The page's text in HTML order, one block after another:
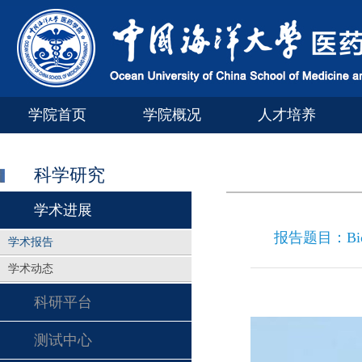
学院首页 学院概况 人才培养
科学研究
学术进展
学术报告
学术动态
科研平台
测试中心
报告题目：